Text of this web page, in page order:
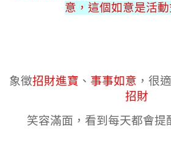
意，這個如意是活
象徵招財進寶 、 事事如意 ，很
招財
笑容滿面，看到每天都會提